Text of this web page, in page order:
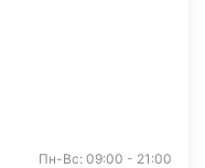
Пн-Вс: 09:00 - 21:00